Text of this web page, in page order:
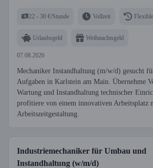
22 - 30 €/Stunde Vollzeit
Urlaubsgeld Weihnachtsgeld
07.08.2026
Mechaniker Instandhaltung (m/w/d) gesucht
Aufgaben in Karlstein am Main. Übernehme
Wartung und Instandhaltung technischer
profitiere von einem innovativen Arbeitsplatz
Arbeitszeitgestaltung.
Industriemechaniker für Umbau und
Instandhaltung (w/m/d)